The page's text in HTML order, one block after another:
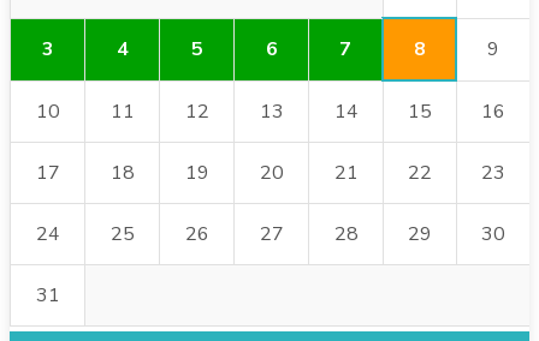
3 4 5 6 7 8 9
10 11 12 13 14 15 16
17 18 19 20 21 22 23
24 25 26 27 28 29 30
31